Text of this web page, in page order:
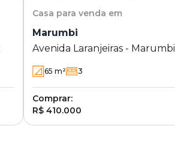
Casa para venda em
Marumbi
Avenida Laranjeiras - Marumbi
65 m² 3
Comprar:
R$ 410.000